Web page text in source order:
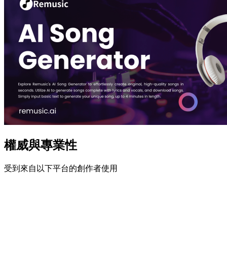
權威與專業性
受到來自以下平台的創作者使用